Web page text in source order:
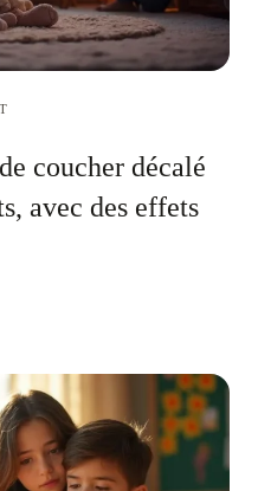
coucher décalé
avec des effets